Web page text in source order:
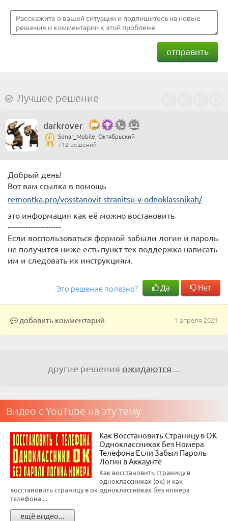
отправить
Лучшее решение
darkrover
Sonar_Mobile, Октябрьский
712 решений
Добрый день!
Вот вам ссылка в помощь
remontka.pro/vosstanovit-stranitsu-v-odnoklassnikah/
это информация как её можно востановить
---------------------
Если воспользоваться формой забыли логин и пароль
не получится ниже есть пункт тех поддержка написать
им и следовать их инструкциям.
Это решение полезно? Да Нет
1 апреля 2021
добавить комментарий
другие решения ожидаются
Видео с YouTube на эту тему
Как Восстановить Страницу в ОК
Одноклассниках Без Номера
Телефона Если Забыл Пароль
Логин в Аккаунте
Как восстановить страницу в
одноклассниках (ок) и как
восстановить страницу в ок одноклассниках без номера
телефона ...
ещё видео...